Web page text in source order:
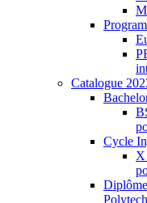
Catalogue
Cycle
X